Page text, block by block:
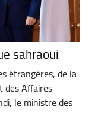
sahraoui
étrangères, de la
des Affaires
le ministre des